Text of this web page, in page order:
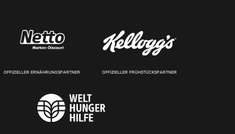
OFFIZIELLER ERNÄHRUNGSPARTNER OFFIZIELLER FRÜHSTÜCKSPARTNER